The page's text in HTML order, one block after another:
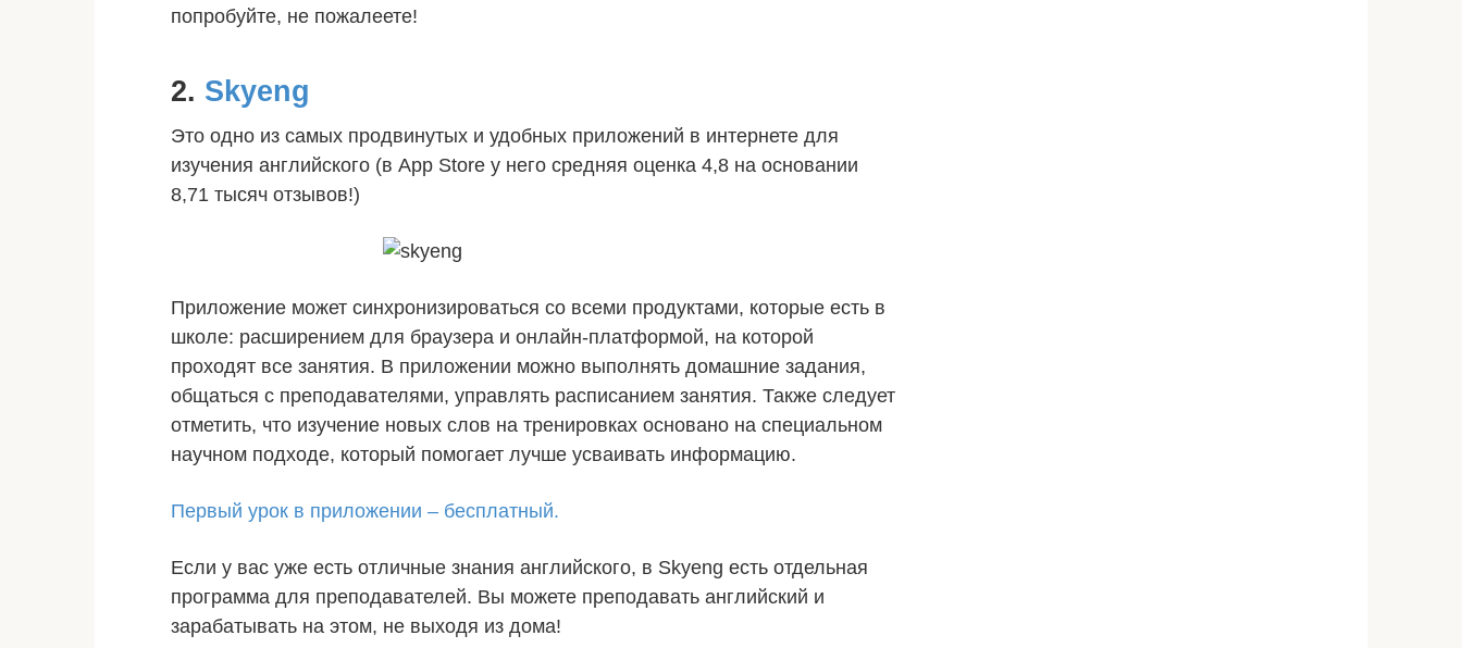
попробуйте, не пожалеете!
2. Skyeng
Это одно из самых продвинутых и удобных приложений в интернете для
изучения английского (в App Store у него средняя оценка 4,8 на основании
8,71 тысяч отзывов!)
Приложение может синхронизироваться со всеми продуктами, которые есть в
школе: расширением для браузера и онлайн-платформой, на которой
проходят все занятия. В приложении можно выполнять домашние задания,
общаться с преподавателями, управлять расписанием занятия. Также следует
отметить, что изучение новых слов на тренировках основано на специальном
научном подходе, который помогает лучше усваивать информацию.
Первый урок в приложении – бесплатный.
Если у вас уже есть отличные знания английского, в Skyeng есть отдельная
программа для преподавателей. Вы можете преподавать английский и
зарабатывать на этом, не выходя из дома!